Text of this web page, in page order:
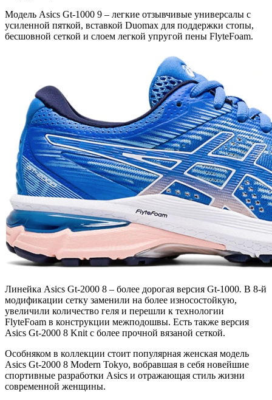
Модель Asics Gt-1000 9 – легкие отзывчивые универсалы с
усиленной пяткой, вставкой Duomax для поддержки стопы,
бесшовной сеткой и слоем легкой упругой пены FlyteFoam.
Линейка Asics Gt-2000 8 – более дорогая версия Gt-1000. В 8-й
модификации сетку заменили на более износостойкую,
увеличили количество геля и перешли к технологии
FlyteFoam в конструкции межподошвы. Есть также версия
Asics Gt-2000 8 Knit с более прочной вязаной сеткой.
Особняком в коллекции стоит популярная женская модель
Asics Gt-2000 8 Modern Tokyo, вобравшая в себя новейшие
спортивные разработки Asics и отражающая стиль жизни
современной женщины.